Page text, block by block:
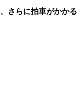
さらに拍車がかかる